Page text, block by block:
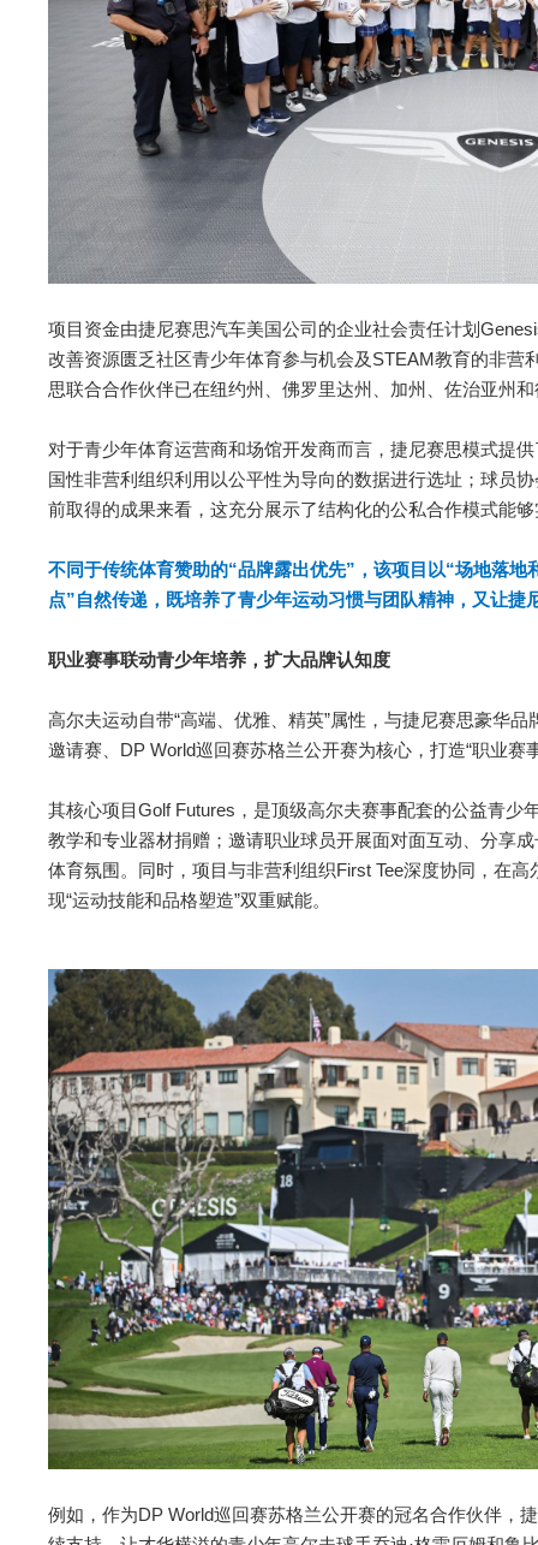
项目资金由捷尼赛思汽车美国公司的企业社会责任计划
改善资源匮乏社区青少年体育参与机会及STEAM教育的非营
思联合合作伙伴已在纽约州、佛罗里达州、加州、佐治亚州
对于青少年体育运营商和场馆开发商而言，捷尼赛思模式提
国性非营利组织利用以公平性为导向的数据进行选址；球员
前取得的成果来看，这充分展示了结构化的公私合作模式能
不同于传统体育赞助的“品牌露出优先”，该项目以“场地落
点”自然传递，既培养了青少年运动习惯与团队精神，又让
职业赛事联动青少年培养，扩大品牌认知度
高尔夫运动自带“高端、优雅、精英”属性，与捷尼赛思豪华
邀请赛、DP World巡回赛苏格兰公开赛为核心，打造“职业赛
其核心项目Golf Futures，是顶级高尔夫赛事配套的公益青少
教学和专业器材捐赠；邀请职业球员开展面对面互动、分享
体育氛围。同时，项目与非营利组织First Tee深度协同，在
现“运动技能和品格塑造”双重赋能。
例如，作为DP World巡回赛苏格兰公开赛的冠名合作伙伴，